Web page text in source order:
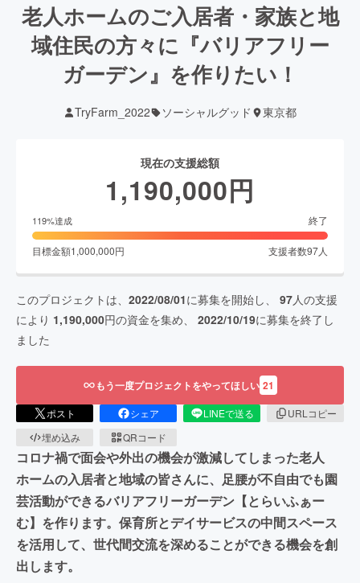
老人ホームのご入居者・家族と地
域住民の方々に『バリアフリー
ガーデン』を作りたい！
TryFarm_2022 ソーシャルグッド 東京都
現在の支援総額
1,190,000円
119%達成 終了
目標金額1,000,000円 支援者数97人
このプロジェクトは、 2022/08/01に募集を開始し、 97人の支援
により 1,190,000円の資金を集め、 2022/10/19に募集を終了し
ました
もう一度プロジェクトをやってほしい 21
ポスト シェア LINEで送る
URLコピー
埋め込み
QRコード
コロナ禍で面会や外出の機会が激減してしまった老人
ホームの入居者と地域の皆さんに、足腰が不自由でも園
芸活動ができるバリアフリーガーデン【とらいふぁー
む】を作ります。保育所とデイサービスの中間スペース
を活用して、世代間交流を深めることができる機会を創
出します。